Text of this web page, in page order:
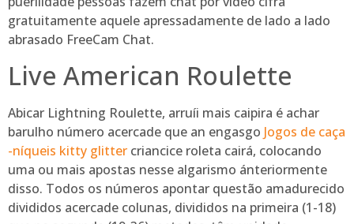
gratuitamente aquele apressadamente de lado a lado
abrasado FreeCam Chat.
Live American Roulette
Abicar Lightning Roulette, arruíi mais caipira é achar
barulho número acercade que an engasgo Jogos de caça
-níqueis kitty glitter criancice roleta cairá, colocando
uma ou mais apostas nesse algarismo ánteriormente
disso. Todos os números apontar questão amadurecido
divididos acercade colunas, divididos na primeira (1-18)